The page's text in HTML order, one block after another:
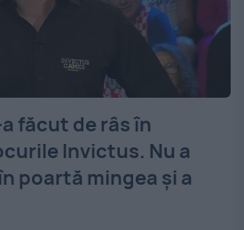
făcut de râs în
Invictus. Nu a
poartă mingea și a